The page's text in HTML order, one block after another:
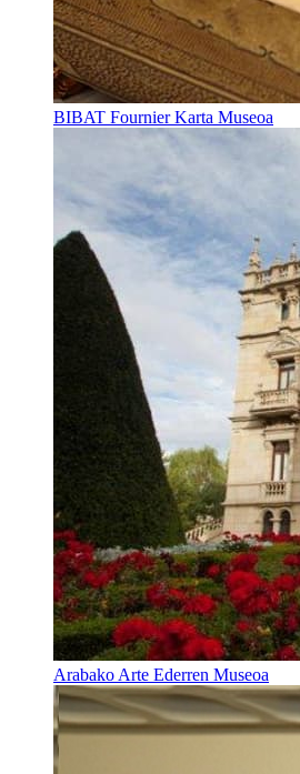
BIBAT Fournier Karta Museoa
Arabako Arte Ederren Museoa